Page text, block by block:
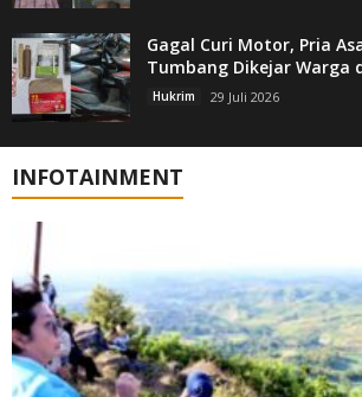
Gagal Curi Motor, Pria
Tumbang Dikejar Warga
Hukrim 29 Juli 2026
INFOTAINMENT